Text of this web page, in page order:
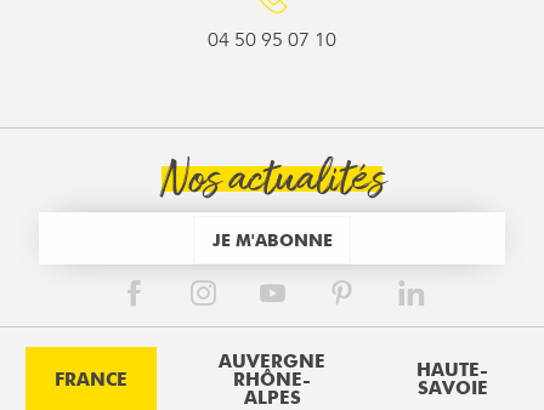
04 50 95 07 10
Nos actualités
JE M'ABONNE
FRANCE
AUVERGNE
RHÔNE-
ALPES
HAUTE-
SAVOIE